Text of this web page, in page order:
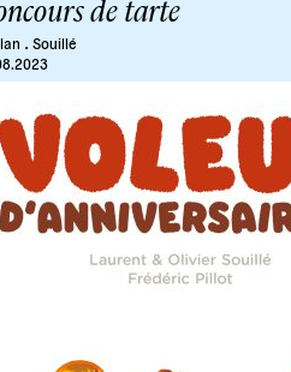
de tarte
. Souillé